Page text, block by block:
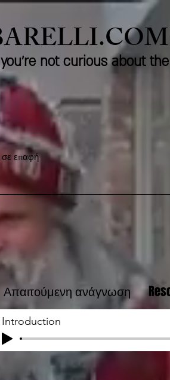
not curious about
σε επαφή
Απαιτούμενη ανάγνωση
Introduction